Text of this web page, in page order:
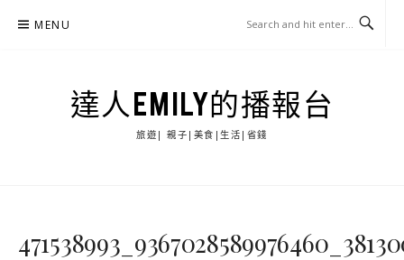
MENU
達人EMILY的播報台
旅遊| 親子|美食|生活|省錢